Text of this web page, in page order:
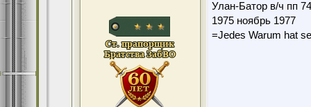
Улан-Батор в/ч пп
1975 ноябрь 1977
=Jedes Warum hat